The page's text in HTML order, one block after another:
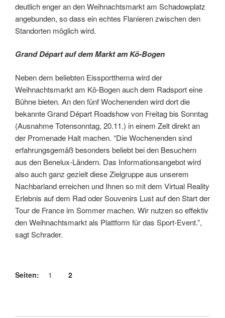
deutlich enger an den Weihnachtsmarkt am Schadowplatz
angebunden, so dass ein echtes Flanieren zwischen den
Standorten möglich wird.
Grand Départ auf dem Markt am Kö-Bogen
Neben dem beliebten Eissportthema wird der
Weihnachtsmarkt am Kö-Bogen auch dem Radsport eine
Bühne bieten. An den fünf Wochenenden wird dort die
bekannte Grand Départ Roadshow von Freitag bis Sonntag
(Ausnahme Totensonntag, 20.11.) in einem Zelt direkt an
der Promenade Halt machen. “Die Wochenenden sind
erfahrungsgemäß besonders beliebt bei den Besuchern
aus den Benelux-Ländern. Das Informationsangebot wird
also auch ganz gezielt diese Zielgruppe aus unserem
Nachbarland erreichen und Ihnen so mit dem Virtual Reality
Erlebnis auf dem Rad oder Souvenirs Lust auf den Start der
Tour de France im Sommer machen. Wir nutzen so effektiv
den Weihnachtsmarkt als Plattform für das Sport-Event.”,
sagt Schrader.
Seiten: 1 2